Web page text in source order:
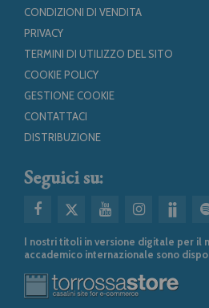
CONDIZIONI DI VENDITA
PRIVACY
TERMINI DI UTILIZZO DEL SITO
COOKIE POLICY
GESTIONE COOKIE
CONTATTACI
DISTRIBUZIONE
Seguici su:
I nostri titoli in versione digitale per il
accademico internazionale sono